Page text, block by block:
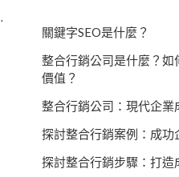
關鍵字SEO是什麼？
整合行銷公司是什麼？如
價值？
整合行銷公司：現代企業
探討整合行銷案例：成功
探討整合行銷步驟：打造